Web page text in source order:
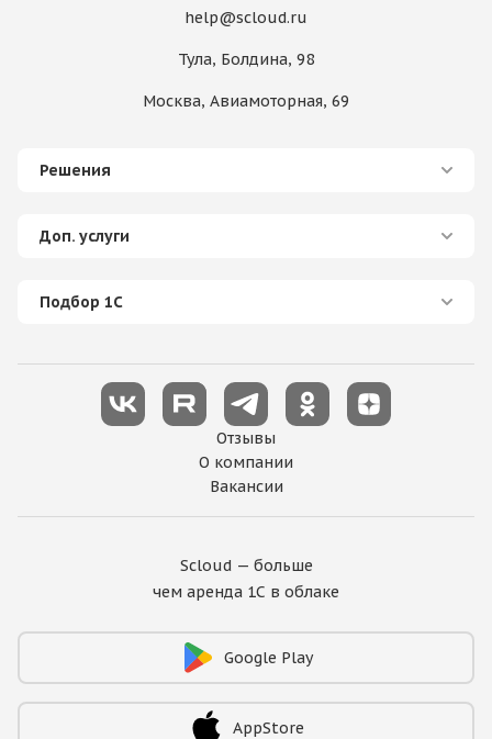
help@scloud.ru
Тула, Болдина, 98
Москва, Авиамоторная, 69
Решения
Доп. услуги
Подбор 1С
О компании
Отзывы
Вакансии
Scloud — больше
чем аренда 1С в облаке
Google Play
AppStore